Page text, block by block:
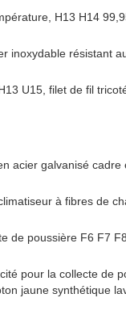
H13 H14
inoxydable résistant
U15, filet de fil
acier galvanisé
à fibres de
de poussière F6 F7
pour la collecte de
jaune synthétique